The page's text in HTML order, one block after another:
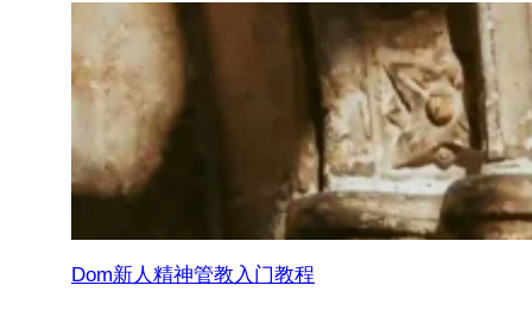
Dom新人精神管教入门教程